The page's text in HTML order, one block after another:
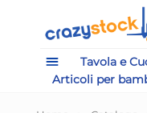
Tavola e
Articoli per